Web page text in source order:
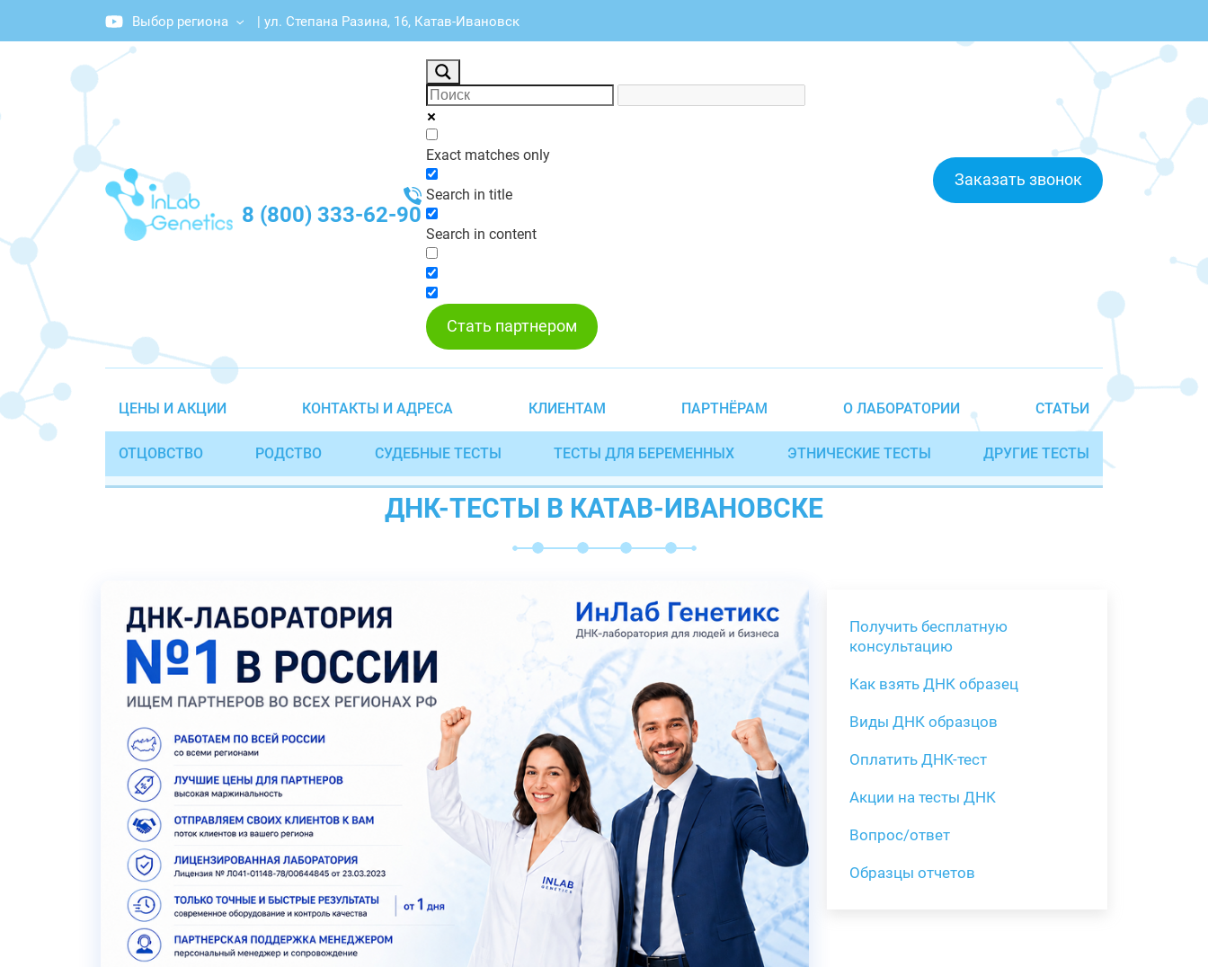
Выбор региона | ул. Степана Разина, 16, Катав-Ивановск
8 (800) 333-62-90
Exact matches only
Search in title
Search in content
Заказать звонок
Стать партнером
ЦЕНЫ И АКЦИИ КОНТАКТЫ И АДРЕСА КЛИЕНТАМ ПАРТНЁРАМ О ЛАБОРАТОРИИ СТАТЬИ
ОТЦОВСТВО РОДСТВО СУДЕБНЫЕ ТЕСТЫ ТЕСТЫ ДЛЯ БЕРЕМЕННЫХ ЭТНИЧЕСКИЕ ТЕСТЫ ДРУГИЕ ТЕСТЫ
ДНК-ТЕСТЫ В КАТАВ-ИВАНОВСКЕ
Получить бесплатную
консультацию
Как взять ДНК образец
Виды ДНК образцов
Оплатить ДНК-тест
Акции на тесты ДНК
Вопрос/ответ
Образцы отчетов